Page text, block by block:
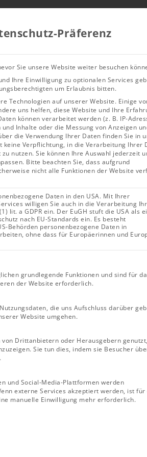
für das Balkonkraftwerk 2026?
kursieren 800
sind, jedoch in den
mit einer Gesamtleistung bis
800 Watt einspeist.
Präferenz
Sie unsere Website weiter besuchen
Ihre Einwilligung zu optionalen Services
um Erlaubnis bitten.
Technologien auf unserer Website. Einige
uns helfen, diese Website und Ihre
können verarbeitet werden (z. B. IP-
Inhalte oder die Messung von Anzeigen
die Verwendung Ihrer Daten finden Sie in
keine Verpflichtung, in die Verarbeitung Ihrer
nutzen. Sie können Ihre Auswahl jederzeit
Bitte beachten Sie, dass aufgrund
nicht alle Funktionen der Website
Daten in den USA. Mit Ihrer
willigen Sie auch in die Verarbeitung
lit. a GDPR ein. Der EuGH stuft die USA als
nach EU-Standards ein. Es besteht
Behörden personenbezogene Daten in
ohne dass für Europäerinnen und
Gruppen, für die eine
grundlegende Funktionen und sind für
der Website erforderlich.
die uns Aufschluss darüber
Website umgehen.
Drittanbietern oder Herausgebern
Sie tun dies, indem sie Besucher
und Social-Media-Plattformen werden
externe Services akzeptiert werden, ist für
manuelle Einwilligung mehr erforderlich.